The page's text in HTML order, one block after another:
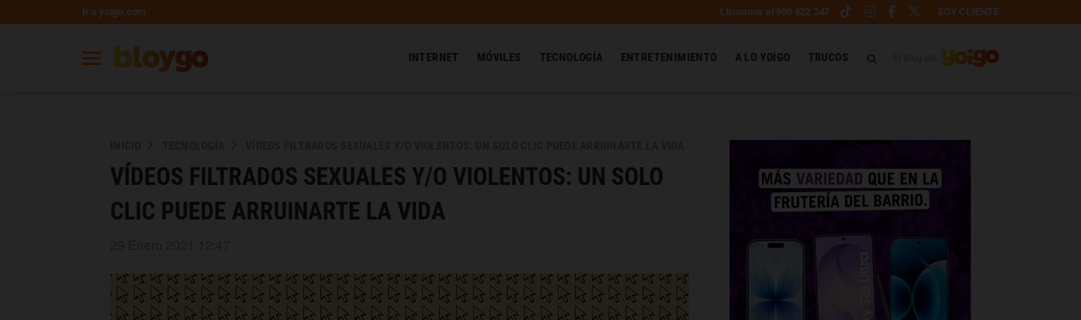
Ir a yoigo.com Llámanos al 900 622 247 SOY CLIENTE
INTERNET MÓVILES TECNOLOGÍA ENTRETENIMIENTO A LO YOIGO TRUCOS
VÍDEOS FILTRADOS SEXUALES Y/O VIOLENTOS: UN SOLO
CLIC PUEDE ARRUINARTE LA VIDA